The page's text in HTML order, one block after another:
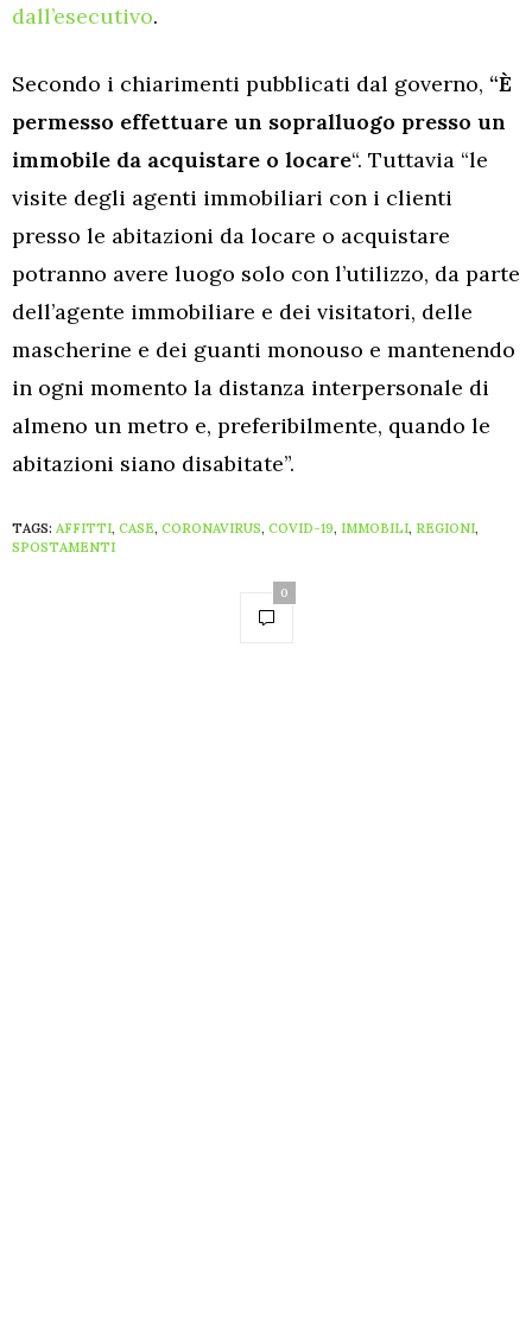
dall’esecutivo.
Secondo i chiarimenti pubblicati dal governo, “È
permesso effettuare un sopralluogo presso un
immobile da acquistare o locare“. Tuttavia “le
visite degli agenti immobiliari con i clienti
presso le abitazioni da locare o acquistare
potranno avere luogo solo con l’utilizzo, da parte
dell’agente immobiliare e dei visitatori, delle
mascherine e dei guanti monouso e mantenendo
in ogni momento la distanza interpersonale di
almeno un metro e, preferibilmente, quando le
abitazioni siano disabitate”.
TAGS: AFFITTI, CASE, CORONAVIRUS, COVID-19, IMMOBILI, REGIONI,
SPOSTAMENTI
0